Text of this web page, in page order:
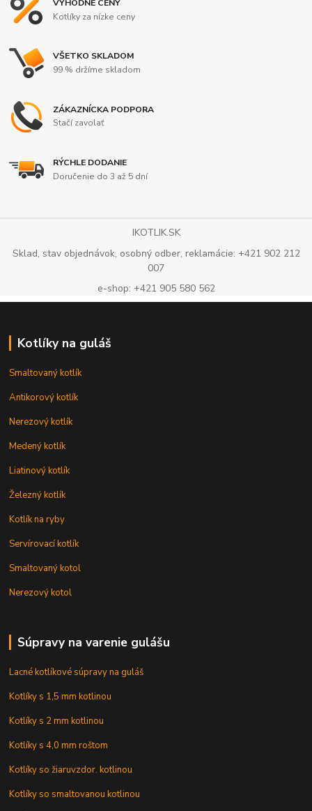
VÝHODNÉ CENY
Kotlíky za nízke ceny
VŠETKO SKLADOM
99 % držíme skladom
ZÁKAZNÍCKA PODPORA
Stačí zavolať
RÝCHLE DODANIE
Doručenie do 3 až 5 dní
IKOTLIK.SK
Sklad, stav objednávok, osobný odber, reklamácie: +421 902 212
007
e-shop: +421 905 580 562
Kotlíky na guláš
Smaltovaný kotlík
Antikorový kotlík
Nerezový kotlík
Medený kotlík
Liatinový kotlík
Železný kotlík
Kotlík na ryby
Servírovací kotlík
Smaltovaný kotol
Nerezový kotol
Súpravy na varenie gulášu
Lacné kotlíkové súpravy na guláš
Kotlíky s 1,5 mm kotlinou
Kotlíky s 2 mm kotlinou
Kotlíky s 4,0 mm roštom
Kotlíky so žiaruvzdor. kotlinou
Kotlíky so smaltovanou kotlinou